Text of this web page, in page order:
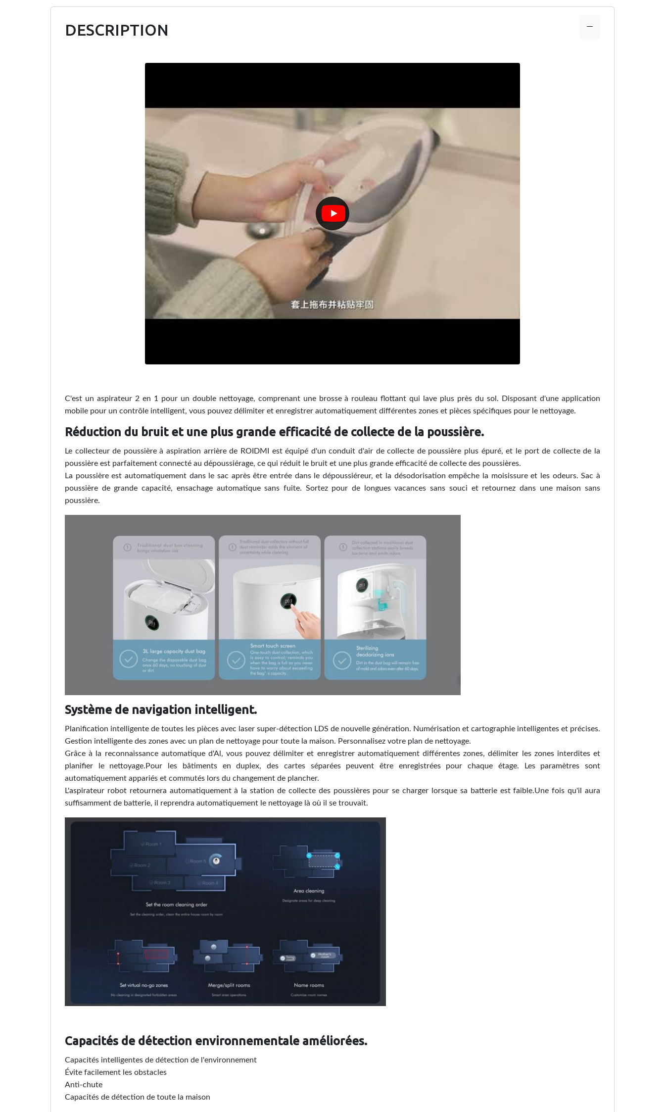
DESCRIPTION
C'est un aspirateur 2 en 1 pour un double nettoyage, comprenant une brosse à rouleau flottant qui lave plus près du sol. Disposant d'une application
mobile pour un contrôle intelligent, vous pouvez délimiter et enregistrer automatiquement différentes zones et pièces spécifiques pour le nettoyage.
Réduction du bruit et une plus grande efficacité de collecte de la poussière.
Le collecteur de poussière à aspiration arrière de ROIDMI est équipé d'un conduit d'air de collecte de poussière plus épuré, et le port de collecte de la
poussière est parfaitement connecté au dépoussiérage, ce qui réduit le bruit et une plus grande efficacité de collecte des poussières.
La poussière est automatiquement dans le sac après être entrée dans le dépoussiéreur, et la désodorisation empêche la moisissure et les odeurs. Sac à
poussière de grande capacité, ensachage automatique sans fuite. Sortez pour de longues vacances sans souci et retournez dans une maison sans
poussière.
Système de navigation intelligent.
Planification intelligente de toutes les pièces avec laser super-détection LDS de nouvelle génération. Numérisation et cartographie intelligentes et précises.
Gestion intelligente des zones avec un plan de nettoyage pour toute la maison. Personnalisez votre plan de nettoyage.
Grâce à la reconnaissance automatique d'Al, vous pouvez délimiter et enregistrer automatiquement différentes zones, délimiter les zones interdites et
planifier le nettoyage.Pour les bâtiments en duplex, des cartes séparées peuvent être enregistrées pour chaque étage. Les paramètres sont
automatiquement appariés et commutés lors du changement de plancher.
L'aspirateur robot retournera automatiquement à la station de collecte des poussières pour se charger lorsque sa batterie est faible.Une fois qu'il aura
suffisamment de batterie, il reprendra automatiquement le nettoyage là où il se trouvait.
Capacités de détection environnementale améliorées.
Capacités intelligentes de détection de l'environnement
Évite facilement les obstacles
Anti-chute
Capacités de détection de toute la maison